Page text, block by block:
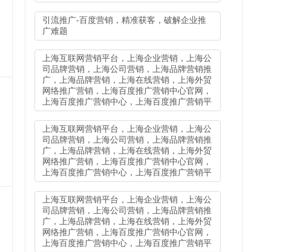
引流推广-百度营销，精准获客，破解企业推
广难题
上海互联网营销平台，上海企业营销，上海公
司品牌营销，上海公司营销，上海品牌营销推
广，上海品牌营销，上海在线营销，上海外贸
网络推广营销，上海百度推广营销中心官网，
上海百度推广营销中心，上海百度推广营销平
上海互联网营销平台，上海企业营销，上海公
司品牌营销，上海公司营销，上海品牌营销推
广，上海品牌营销，上海在线营销，上海外贸
网络推广营销，上海百度推广营销中心官网，
上海百度推广营销中心，上海百度推广营销平
上海互联网营销平台，上海企业营销，上海公
司品牌营销，上海公司营销，上海品牌营销推
广，上海品牌营销，上海在线营销，上海外贸
网络推广营销，上海百度推广营销中心官网，
上海百度推广营销中心，上海百度推广营销平